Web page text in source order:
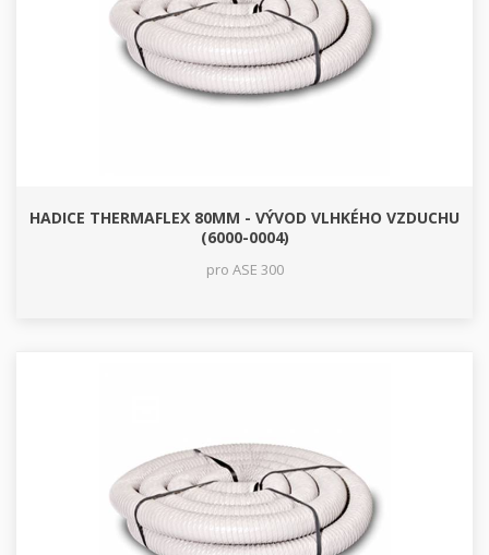
HADICE THERMAFLEX 80MM - VÝVOD VLHKÉHO VZDUCHU
(6000-0004)
pro ASE 300